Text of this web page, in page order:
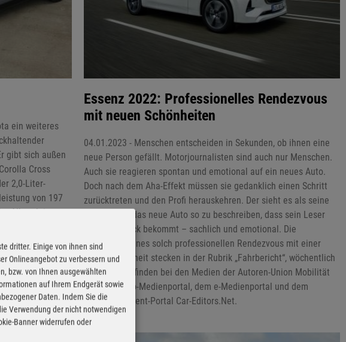
ein weiteres
gibt sich außen
Cross
2,0-Liter-
von 197
Alltag leistet,
Essenz 2022: Professionelles Rendezvous
mit neuen Schönheiten
04.01.2023 - Menschen entscheiden in Sekunden, ob ihnen eine
neue Person gefällt. Motorjournalisten sind auch nur Menschen.
Auch sie reagieren spontan und emotional auf ein neues Auto.
Doch nach dem Aha-Effekt müssen sie gedanklich einen Schritt
zurücktreten und den Profi herauskehren. Der sieht es als seine
Aufgabe an, das neue Auto so zu beschreiben, dass sein Leser
einen Eindruck bekommt – sachlich und emotional. Die
Ergebnisse eines solch professionellen Rendezvous mit einer
neuen Schönheit stecken in der Rubrik „Fahrbericht“, wöchentlich
mehrfach zu finden bei den Medien der Autoren-Union Mobilität
wie dem Auto-Medienportal, dem e-Medienportal und dem
Premiumcontent-Portal Car-Editors.Net.
dritter. Einige von ihnen sind
Onlineangebot zu verbessern und
bzw. von Ihnen ausgewählten
auf Ihrem Endgerät sowie
Daten. Indem Sie die
Verwendung der nicht notwendigen
Banner widerrufen oder